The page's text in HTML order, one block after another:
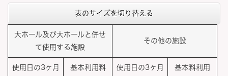
表のサイズを切り替える
大ホール及び大ホールと併せ
て使用する施設
その他の施設
使用日の3ヶ月
基本利用料
使用日の3ヶ月
基本料利用